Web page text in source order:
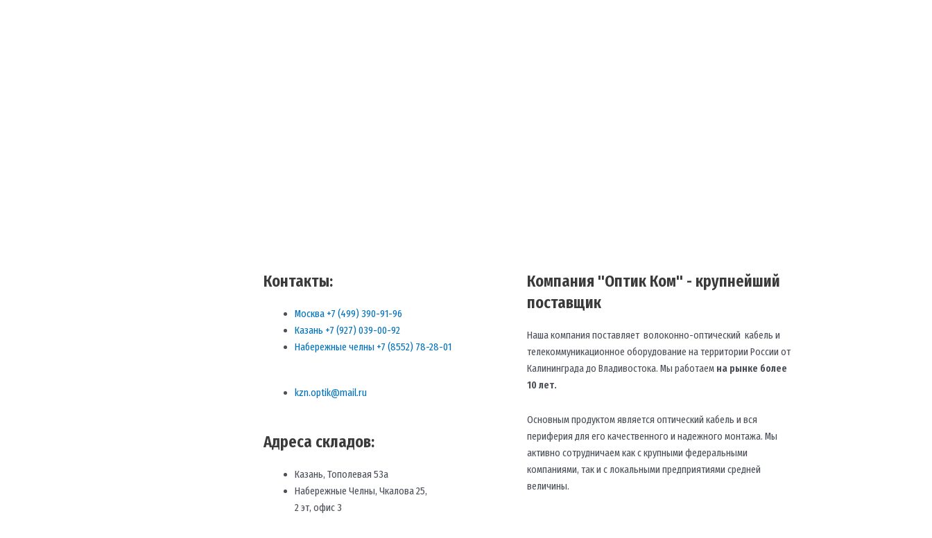
Контакты:
Москва +7 (499) 390-91-96
Казань +7 (927) 039-00-92
Набережные челны +7 (8552) 78-28-01
kzn.optik@mail.ru
Адреса складов:
Казань, Тополевая 53а
Набережные Челны, Чкалова 25,
2 эт, офис 3
Компания "Оптик Ком" - крупнейший
поставщик
Наша компания поставляет волоконно-оптический кабель и
телекоммуникационное оборудование на территории России от
Калининграда до Владивостока. Мы работаем на рынке более
10 лет.
Основным продуктом является оптический кабель и вся
периферия для его качественного и надежного монтажа. Мы
активно сотрудничаем как с крупными федеральными
компаниями, так и с локальными предприятиями средней
величины.